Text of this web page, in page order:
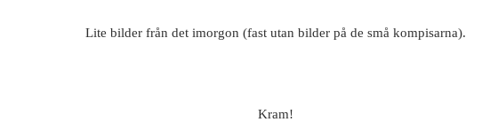
Lite bilder från det imorgon (fast utan bilder på de små kompisarna).
Kram!